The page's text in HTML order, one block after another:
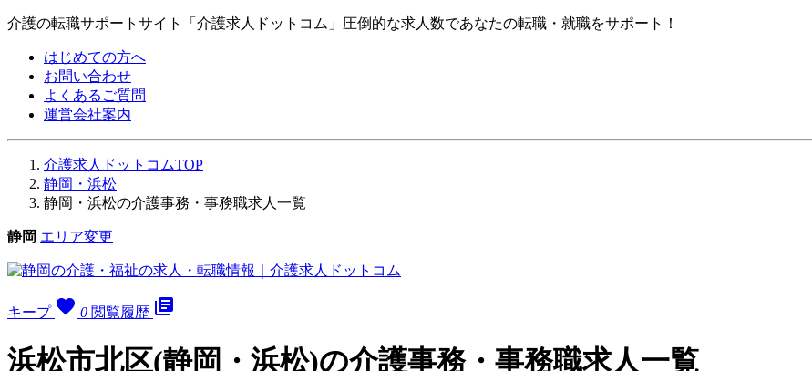
介護の転職サポートサイト「介護求人ドットコム」圧倒的な求人数であなたの転職・就職をサポート！
はじめての方へ
お問い合わせ
よくあるご質問
運営会社案内
介護求人ドットコムTOP
静岡・浜松
静岡・浜松の介護事務・事務職求人一覧
静岡 エリア変更
キープ favorite 0 閲覧履歴 library_books
浜松市北区(静岡・浜松)の介護事務・事務職求人一覧